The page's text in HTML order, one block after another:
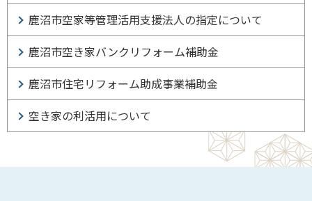
鹿沼市空家等管理活用支援法人の指定について
鹿沼市空き家バンクリフォーム補助金
鹿沼市住宅リフォーム助成事業補助金
空き家の利活用について